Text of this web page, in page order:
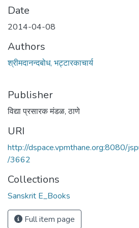
Date
2014-04-08
Authors
श्रीमदानन्दबोध, भट्टारकाचार्य
Publisher
विद्या प्रसारक मंडळ, ठाणे
URI
http://dspace.vpmthane.org:8080/
/3662
Collections
Sanskrit E_Books
Full item page